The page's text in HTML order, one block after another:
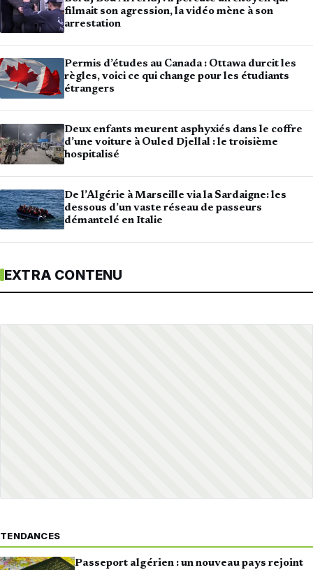
filmait son agression, la vidéo mène à son
arrestation
Permis d’études au Canada : Ottawa durcit les
règles, voici ce qui change pour les étudiants
étrangers
Deux enfants meurent asphyxiés dans le coffre
d’une voiture à Ouled Djellal : le troisième
hospitalisé
De l’Algérie à Marseille via la Sardaigne: les
dessous d’un vaste réseau de passeurs
démantelé en Italie
EXTRA CONTENU
TENDANCES
Passeport algérien : un nouveau pays rejoint